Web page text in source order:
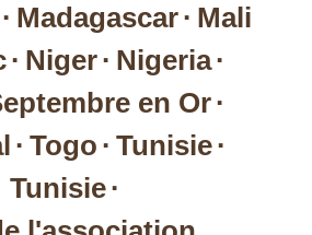
· Madagascar· Mali
· Niger· Nigeria·
en Or·
· Togo · Tunisie·
Tunisie·